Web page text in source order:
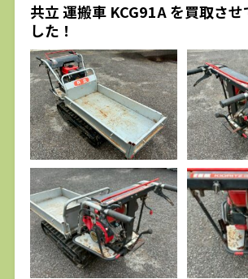
共立 運搬車 KCG91A を買取さ
した！